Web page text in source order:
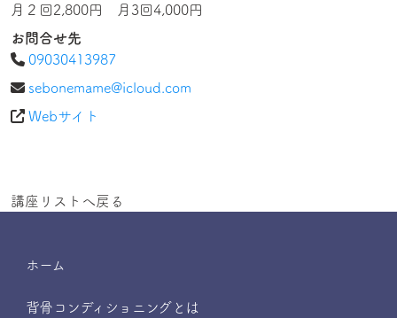
月２回2,800円 月3回4,000円
お問合せ先
09030413987
sebonemame@icloud.com
Webサイト
講座リストへ戻る
ホーム
背骨コンディショニングとは